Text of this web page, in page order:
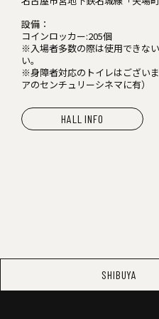
設備：
コインロッカー:205個
※入場者多数の際は使用できな
い。
※身障者対応のトイレはござい
アのセンチュリーシネマに有）
HALL INFO
SHIBUYA